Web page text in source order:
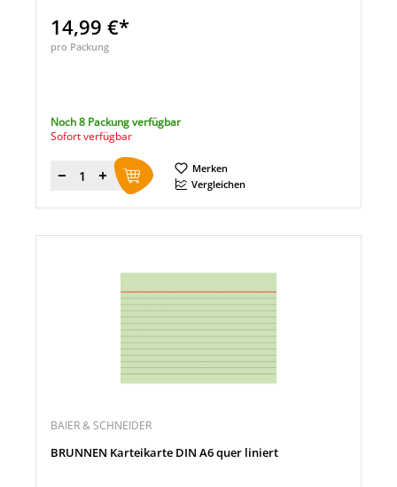
14,99 €*
pro Packung
Noch 8 Packung verfügbar
Sofort verfügbar
Menge
Merken
Vergleichen
BAIER & SCHNEIDER
BRUNNEN Karteikarte DIN A6 quer liniert